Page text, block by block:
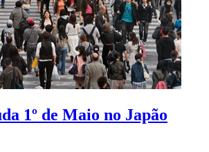
1º de Maio no Japão